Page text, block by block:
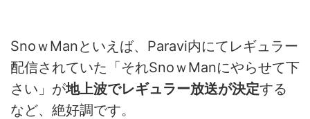
SnoｗManといえば、Paravi内にてレギュラー
配信されていた「それSnoｗManにやらせて下
さい」が地上波でレギュラー放送が決定する
など、絶好調です。